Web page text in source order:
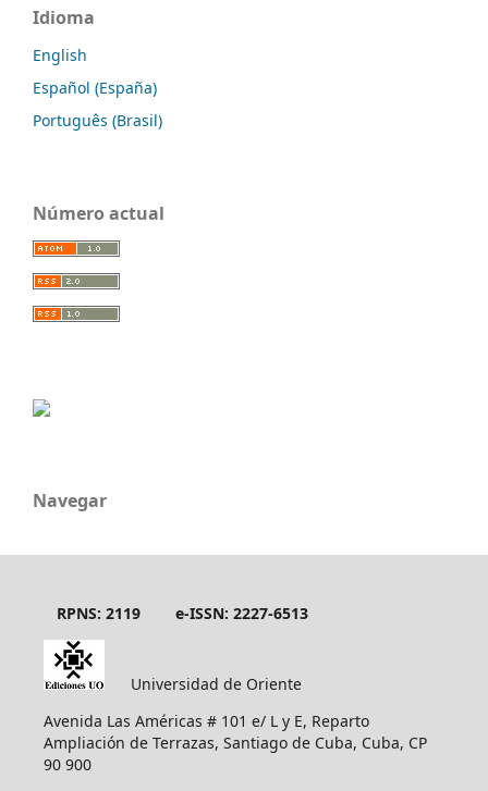
Idioma
English
Español (España)
Português (Brasil)
Número actual
Navegar
RPNS: 2119 e-ISSN: 2227-6513
Universidad de Oriente
Avenida Las Américas # 101 e/ L y E, Reparto
Ampliación de Terrazas, Santiago de Cuba, Cuba, CP
90 900